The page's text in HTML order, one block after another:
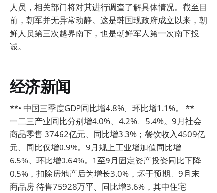
人员，相关部门将对其进行调查了解具体情况。截至目
前，朝军并无异常动静。这是韩国现政府成立以来，朝
鲜人员第三次越界南下，也是朝鲜军人第一次南下投
诚。
经济新闻
**• 中国三季度GDP同比增4.8%、环比增1.1%。 **
一二三产业同比分别增4.0%、4.2%、5.4%。9月社会
商品零售 37462亿元、同比增3.3%；餐饮收入4509亿
元、同比仅增0.9%。9月规上工业增加值同比增
6.5%、环比增0.64%。1至9月固定资产投资同比下降
0.5%，扣除房地产后为增长3.0%，坏于预期。9月末
商品房 待售75928万平、同比增3.6%，其中住宅